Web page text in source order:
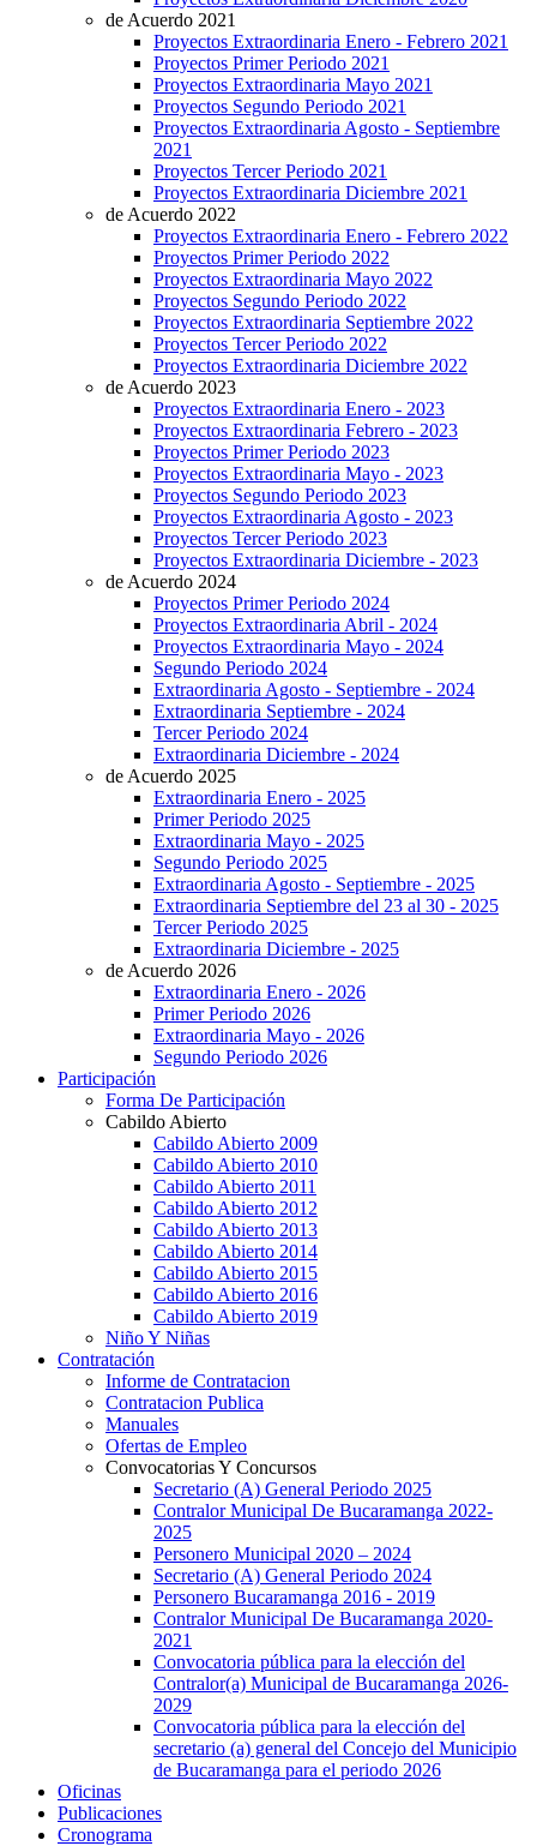
de Acuerdo 2021
Proyectos Extraordinaria Enero - Febrero 2021
Proyectos Primer Periodo 2021
Proyectos Extraordinaria Mayo 2021
Proyectos Segundo Periodo 2021
Proyectos Extraordinaria Agosto - Septiembre
2021
Proyectos Tercer Periodo 2021
Proyectos Extraordinaria Diciembre 2021
de Acuerdo 2022
Proyectos Extraordinaria Enero - Febrero 2022
Proyectos Primer Periodo 2022
Proyectos Extraordinaria Mayo 2022
Proyectos Segundo Periodo 2022
Proyectos Extraordinaria Septiembre 2022
Proyectos Tercer Periodo 2022
Proyectos Extraordinaria Diciembre 2022
de Acuerdo 2023
Proyectos Extraordinaria Enero - 2023
Proyectos Extraordinaria Febrero - 2023
Proyectos Primer Periodo 2023
Proyectos Extraordinaria Mayo - 2023
Proyectos Segundo Periodo 2023
Proyectos Extraordinaria Agosto - 2023
Proyectos Tercer Periodo 2023
Proyectos Extraordinaria Diciembre - 2023
de Acuerdo 2024
Proyectos Primer Periodo 2024
Proyectos Extraordinaria Abril - 2024
Proyectos Extraordinaria Mayo - 2024
Segundo Periodo 2024
Extraordinaria Agosto - Septiembre - 2024
Extraordinaria Septiembre - 2024
Tercer Periodo 2024
Extraordinaria Diciembre - 2024
de Acuerdo 2025
Extraordinaria Enero - 2025
Primer Periodo 2025
Extraordinaria Mayo - 2025
Segundo Periodo 2025
Extraordinaria Agosto - Septiembre - 2025
Extraordinaria Septiembre del 23 al 30 - 2025
Tercer Periodo 2025
Extraordinaria Diciembre - 2025
de Acuerdo 2026
Extraordinaria Enero - 2026
Primer Periodo 2026
Extraordinaria Mayo - 2026
Segundo Periodo 2026
Participación
Forma De Participación
Cabildo Abierto
Cabildo Abierto 2009
Cabildo Abierto 2010
Cabildo Abierto 2011
Cabildo Abierto 2012
Cabildo Abierto 2013
Cabildo Abierto 2014
Cabildo Abierto 2015
Cabildo Abierto 2016
Cabildo Abierto 2019
Niño Y Niñas
Contratación
Informe de Contratacion
Contratacion Publica
Manuales
Ofertas de Empleo
Convocatorias Y Concursos
Secretario (A) General Periodo 2025
Contralor Municipal De Bucaramanga 2022-
2025
Personero Municipal 2020 – 2024
Secretario (A) General Periodo 2024
Personero Bucaramanga 2016 - 2019
Contralor Municipal De Bucaramanga 2020-
2021
Convocatoria pública para la elección del
Contralor(a) Municipal de Bucaramanga 2026-
2029
Convocatoria pública para la elección del
secretario (a) general del Concejo del Municipio
de Bucaramanga para el periodo 2026
Oficinas
Publicaciones
Cronograma